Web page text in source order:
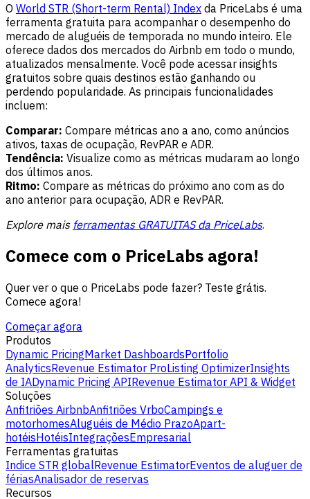
O World STR (Short-term Rental) Index da PriceLabs é uma
ferramenta gratuita para acompanhar o desempenho do
mercado de aluguéis de temporada no mundo inteiro. Ele
oferece dados dos mercados do Airbnb em todo o mundo,
atualizados mensalmente. Você pode acessar insights
gratuitos sobre quais destinos estão ganhando ou
perdendo popularidade. As principais funcionalidades
incluem:
Comparar: Compare métricas ano a ano, como anúncios
ativos, taxas de ocupação, RevPAR e ADR.
Tendência: Visualize como as métricas mudaram ao longo
dos últimos anos.
Ritmo: Compare as métricas do próximo ano com as do
ano anterior para ocupação, ADR e RevPAR.
Explore mais ferramentas GRATUITAS da PriceLabs.
Comece com o PriceLabs agora!
Quer ver o que o PriceLabs pode fazer? Teste grátis.
Comece agora!
Começar agora
Produtos
Dynamic PricingMarket DashboardsPortfolio
AnalyticsRevenue Estimator ProListing OptimizerInsights
de IADynamic Pricing APIRevenue Estimator API & Widget
Soluções
Anfitriões AirbnbAnfitriões VrboCampings e
motorhomesAluguéis de Médio PrazoApart-
hotéisHotéisIntegraçõesEmpresarial
Ferramentas gratuitas
Indice STR globalRevenue EstimatorEventos de aluguer de
fériasAnalisador de reservas
Recursos